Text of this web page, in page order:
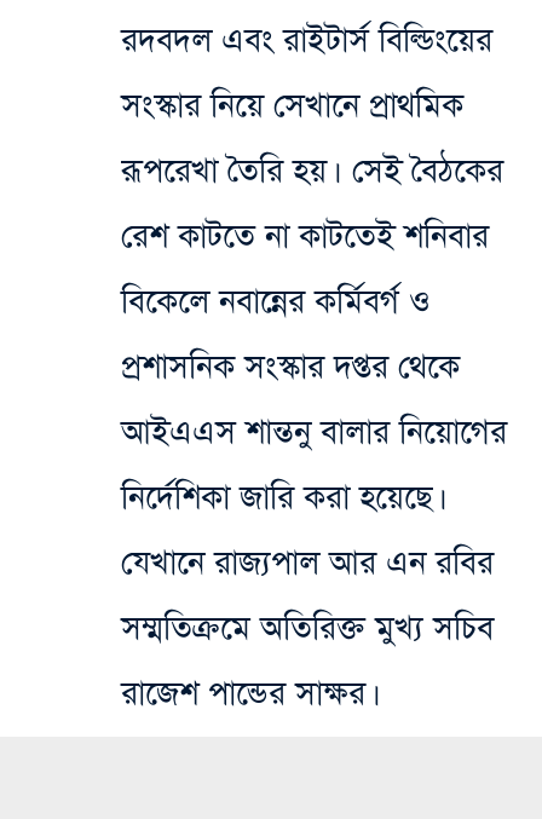
রদবদল এবং রাইটার্স বিল্ডিংয়ের
সংস্কার নিয়ে সেখানে প্রাথমিক
রূপরেখা তৈরি হয়। সেই বৈঠকের
রেশ কাটতে না কাটতেই শনিবার
বিকেলে নবান্নের কর্মিবর্গ ও
প্রশাসনিক সংস্কার দপ্তর থেকে
আইএএস শান্তনু বালার নিয়োগের
নির্দেশিকা জারি করা হয়েছে।
যেখানে রাজ্যপাল আর এন রবির
সম্মতিক্রমে অতিরিক্ত মুখ্য সচিব
রাজেশ পান্ডের সাক্ষর।